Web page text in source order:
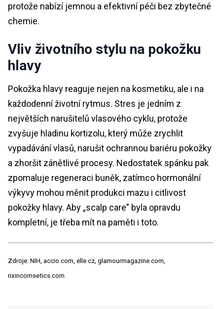
protože nabízí jemnou a efektivní péči bez zbytečné
chemie.
Vliv životního stylu na pokožku
hlavy
Pokožka hlavy reaguje nejen na kosmetiku, ale i na
každodenní životní rytmus. Stres je jedním z
největších narušitelů vlasového cyklu, protože
zvyšuje hladinu kortizolu, který může zrychlit
vypadávání vlasů, narušit ochrannou bariéru pokožky
a zhoršit zánětlivé procesy. Nedostatek spánku pak
zpomaluje regeneraci buněk, zatímco hormonální
výkyvy mohou měnit produkci mazu i citlivost
pokožky hlavy. Aby „scalp care” byla opravdu
kompletní, je třeba mít na paměti i toto.
Zdroje: NIH, accio.com, elle.cz, glamourmagazine.com,
rixincomsetics.com